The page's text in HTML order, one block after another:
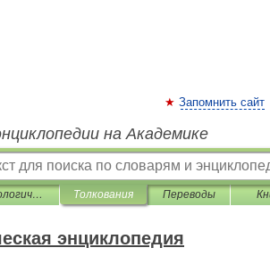
Запомнить сайт
на Академике
Большая психологическая энциклопедия Толкования Переводы
энциклопедия